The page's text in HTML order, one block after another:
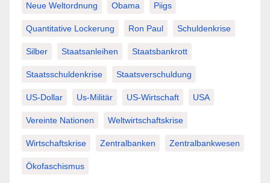
Neue Weltordnung Obama Piigs
Quantitative Lockerung Ron Paul Schuldenkrise
Silber Staatsanleihen Staatsbankrott
Staatsschuldenkrise Staatsverschuldung
US-Dollar Us-Militär US-Wirtschaft USA
Vereinte Nationen Weltwirtschaftskrise
Wirtschaftskrise Zentralbanken Zentralbankwesen
Ökofaschismus